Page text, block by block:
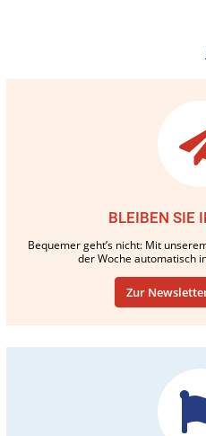
BLEIBEN SIE
Bequemer geht’s nicht: Mit
der Woche automatisch
Zur